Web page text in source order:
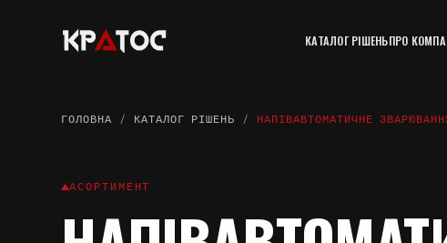
КАТАЛОГ РІШЕНЬПРО
ГОЛОВНА / КАТАЛОГ РІШЕНЬ / НАПІВАВТОМАТИЧНЕ
АСОРТИМЕНТ